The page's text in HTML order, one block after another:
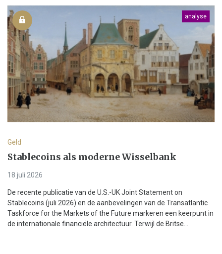
analyse
Geld
Stablecoins als moderne Wisselbank
18 juli 2026
De recente publicatie van de U.S.-UK Joint Statement on
Stablecoins (juli 2026) en de aanbevelingen van de Transatlantic
Taskforce for the Markets of the Future markeren een keerpunt in
de internationale financiële architectuur. Terwijl de Britse...